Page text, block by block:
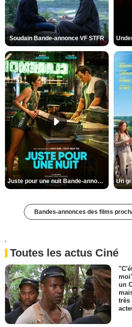
Soudain Bande-annonce VF STFR
Juste pour une nuit Bande-annonce VO STFR
Bandes-annonces des films
'
Toutes les actus Ciné
un
très